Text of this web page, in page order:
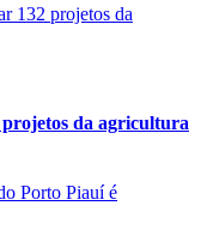
da agricultura